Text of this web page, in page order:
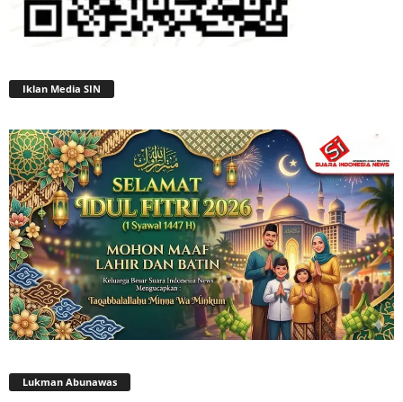
Iklan Media SIN
Lukman Abunawas